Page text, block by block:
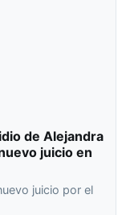
de Alejandra
juicio en
juicio por el